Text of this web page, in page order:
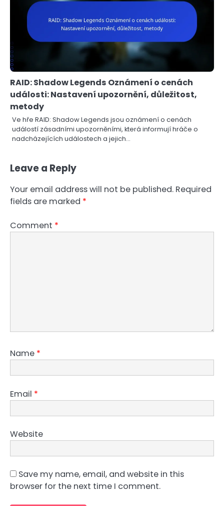
RAID: Shadow Legends Oznámení o cenách
události: Nastavení upozornění, důležitost,
metody
Ve hře RAID: Shadow Legends jsou oznámení o cenách
událostí zásadními upozorněními, která informují hráče o
nadcházejících událostech a jejich…
Leave a Reply
Your email address will not be published. Required
fields are marked *
Comment *
Name *
Email *
Website
Save my name, email, and website in this
browser for the next time I comment.